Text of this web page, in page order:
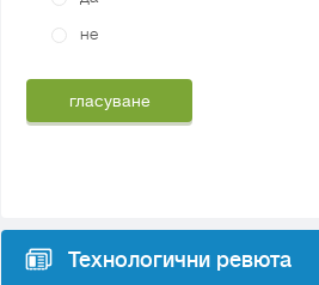
не
Технологични ревюта